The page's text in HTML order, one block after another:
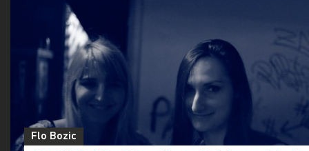
Flo Bozic